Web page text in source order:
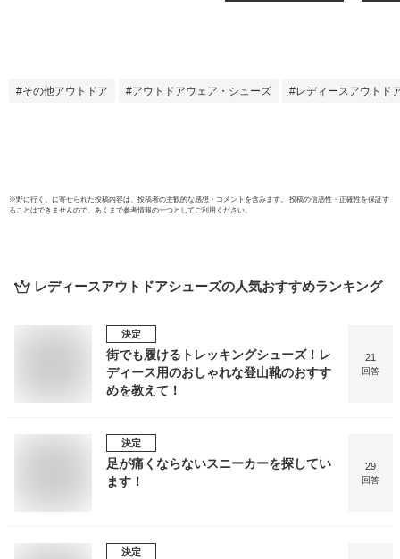
ラック ホワイト ブ
モー
その他アウトドア アウトドアウェア・シューズ レディースアウトド
※野に行く。 に寄せられた投稿内容は、投稿者の主観的な感想・コメントを含みます。 投稿の信憑性・正確性を保証す
ることはできませんので、あくまで参考情報の一つとしてご利用ください。
レディースアウトドアシューズの人気おすすめランキング
決定
街でも履けるトレッキングシューズ！レ
ディース用のおしゃれな登山靴のおすす
めを教えて！
21
回答
決定
足が痛くならないスニーカーを探してい
ます！
29
回答
決定